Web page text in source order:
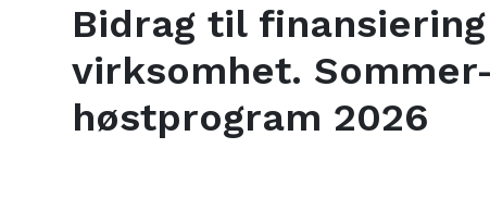
Bidrag til
virksomhet.
høstprogram 2026